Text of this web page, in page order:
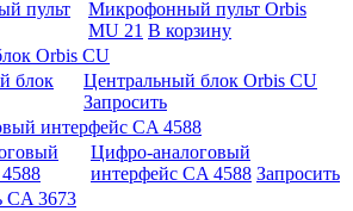
Микрофонный пульт Orbis
MU 21 В корзину
Orbis CU
Центральный блок Orbis CU
Запросить
интерфейс CA 4588
Цифро-аналоговый
интерфейс CA 4588 Запросить
CA 3673